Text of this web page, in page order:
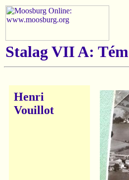
Stalag VII A:
Henri
Vouillot